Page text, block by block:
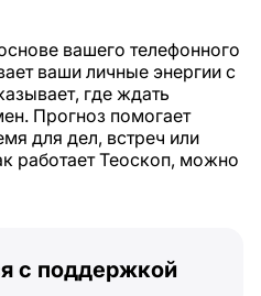
вашего телефонного
ваши личные энергии с
где ждать
Прогноз помогает
для дел, встреч или
работает Теоскоп, можно
с поддержкой